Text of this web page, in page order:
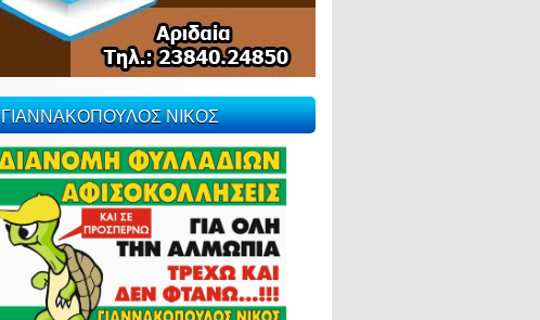
ΓΙΑΝΝΑΚΟΠΟΥΛΟΣ ΝΙΚΟΣ